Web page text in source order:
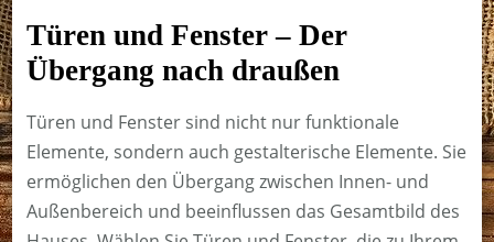
Türen und Fenster – Der
Übergang nach draußen
Türen und Fenster sind nicht nur funktionale
Elemente, sondern auch gestalterische Elemente. Sie
ermöglichen den Übergang zwischen Innen- und
Außenbereich und beeinflussen das Gesamtbild des